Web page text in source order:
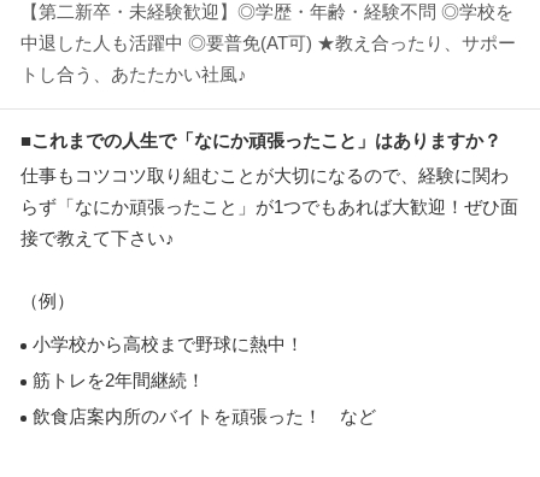
【第二新卒・未経験歓迎】◎学歴・年齢・経験不問 ◎学校を
中退した人も活躍中 ◎要普免(AT可) ★教え合ったり、サポー
トし合う、あたたかい社風♪
■これまでの人生で「なにか頑張ったこと」はありますか？
仕事もコツコツ取り組むことが大切になるので、経験に関わ
らず「なにか頑張ったこと」が1つでもあれば大歓迎！ぜひ面
接で教えて下さい♪
（例）
小学校から高校まで野球に熱中！
筋トレを2年間継続！
飲食店案内所のバイトを頑張った！ など